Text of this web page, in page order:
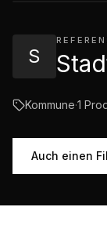
S
Kommune·1
Auch einen